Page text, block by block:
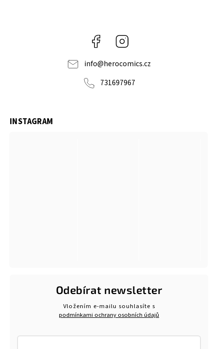
Facebook
info@herocomics.cz
731697967
INSTAGRAM
Odebírat newsletter
Vložením e-mailu souhlasíte s
podmínkami ochrany osobních údajů